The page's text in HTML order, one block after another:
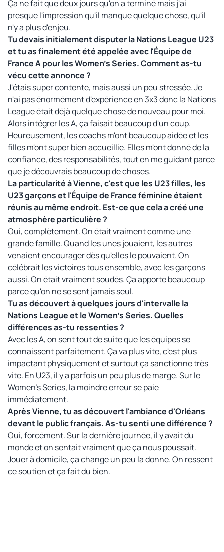
Ça ne fait que deux jours qu'on a terminé mais j'ai
presque l'impression qu'il manque quelque chose, qu'il
n'y a plus d'enjeu.
Tu devais initialement disputer la Nations League U23
et tu as finalement été appelée avec l'Équipe de
France A pour les Women's Series. Comment as-tu
vécu cette annonce ?
J'étais super contente, mais aussi un peu stressée. Je
n'ai pas énormément d'expérience en 3x3 donc la Nations
League était déjà quelque chose de nouveau pour moi.
Alors intégrer les A, ça faisait beaucoup d'un coup.
Heureusement, les coachs m'ont beaucoup aidée et les
filles m'ont super bien accueillie. Elles m'ont donné de la
confiance, des responsabilités, tout en me guidant parce
que je découvrais beaucoup de choses.
La particularité à Vienne, c'est que les U23 filles, les
U23 garçons et l'Équipe de France féminine étaient
réunis au même endroit. Est-ce que cela a créé une
atmosphère particulière ?
Oui, complètement. On était vraiment comme une
grande famille. Quand les unes jouaient, les autres
venaient encourager dès qu'elles le pouvaient. On
célébrait les victoires tous ensemble, avec les garçons
aussi. On était vraiment soudés. Ça apporte beaucoup
parce qu'on ne se sent jamais seul.
Tu as découvert à quelques jours d'intervalle la
Nations League et le Women's Series. Quelles
différences as-tu ressenties ?
Avec les A, on sent tout de suite que les équipes se
connaissent parfaitement. Ça va plus vite, c'est plus
impactant physiquement et surtout ça sanctionne très
vite. En U23, il y a parfois un peu plus de marge. Sur le
Women's Series, la moindre erreur se paie
immédiatement.
Après Vienne, tu as découvert l'ambiance d'Orléans
devant le public français. As-tu senti une différence ?
Oui, forcément. Sur la dernière journée, il y avait du
monde et on sentait vraiment que ça nous poussait.
Jouer à domicile, ça change un peu la donne. On ressent
ce soutien et ça fait du bien.